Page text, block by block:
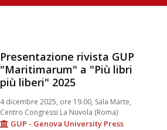
Presentazione rivista GUP
"Maritimarum" a "Più libri
più liberi" 2025
4 dicembre 2025, ore 19.00, Sala Marte,
Centro Congressi La Nuvola (Roma)
GUP - Genova University Press